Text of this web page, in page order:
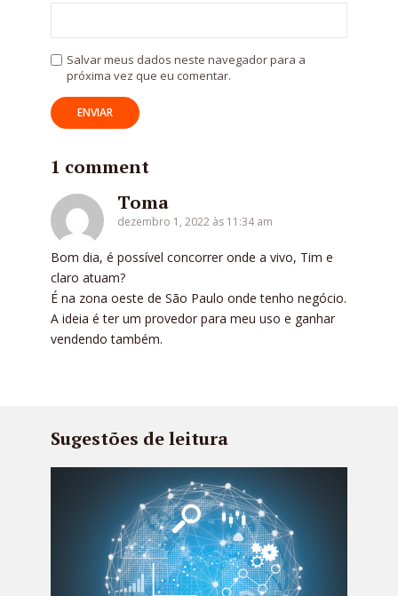
Salvar meus dados neste navegador para a
próxima vez que eu comentar.
1 comment
Toma
dezembro 1, 2022 às 11:34 am
Bom dia, é possível concorrer onde a vivo, Tim e
claro atuam?
É na zona oeste de São Paulo onde tenho negócio.
A ideia é ter um provedor para meu uso e ganhar
vendendo também.
Sugestões de leitura